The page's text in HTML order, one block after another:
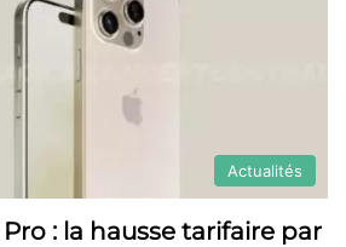
Actualités
Pro : la hausse tarifaire par